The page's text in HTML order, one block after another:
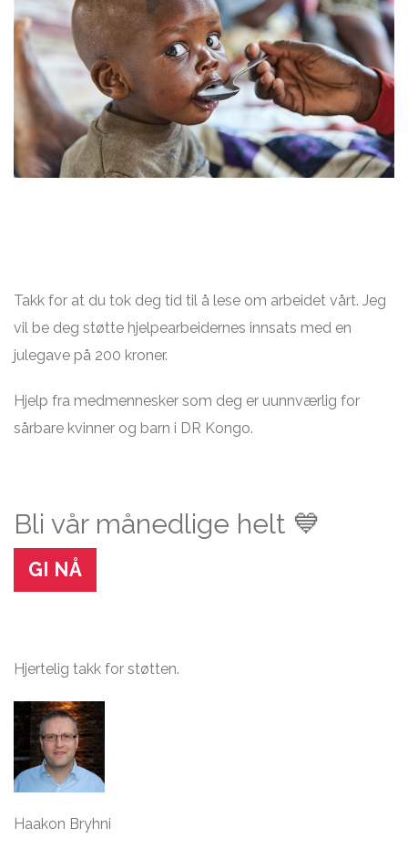
Takk for at du tok deg tid til å lese om arbeidet vårt. Jeg
vil be deg støtte hjelpearbeidernes innsats med en
julegave på 200 kroner.
Hjelp fra medmennesker som deg er uunnværlig for
sårbare kvinner og barn i DR Kongo.
Bli vår månedlige helt 💙
GI NÅ
Hjertelig takk for støtten.
Haakon Bryhni